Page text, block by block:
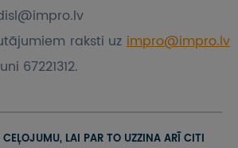
raksti uz impro@impro.lv
67221312.
CEĻOJUMU, LAI PAR TO UZZINA ARĪ CITI